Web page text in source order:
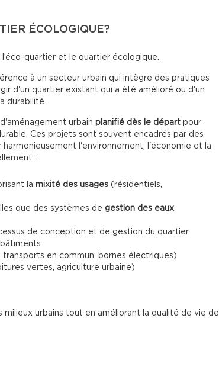
ÉCOLOGIQUE?
quartier et le quartier écologique.
à un secteur urbain qui intègre des pratiques
d'un quartier existant qui a été amélioré ou d'un
durabilité.
urbain planifié dès le départ pour
Ces projets sont souvent encadrés par des
harmonieusement l'environnement, l'économie et la
:
la mixité des usages (résidentiels,
que des systèmes de gestion des eaux
de conception et de gestion du quartier
transports en commun, bornes électriques)
vertes, agriculture urbaine)
milieux urbains tout en améliorant la qualité de vie de